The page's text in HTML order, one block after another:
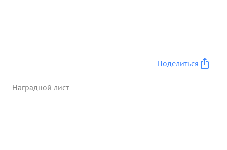
Поделиться
Наградной лист